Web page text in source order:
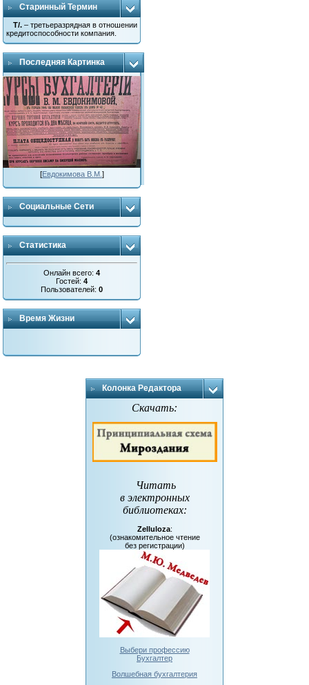
Старинный Термин
Т/. – третьеразрядная в отношении
кредитоспособности компания.
Последняя Картинка
[Евдокимова В.М. ]
Социальные Сети
Статистика
Онлайн всего:4
Гостей:4
Пользователей:0
Время Жизни
Колонка Редактора
Скачать:
Читать
в электронных
библиотеках:
Zelluloza:
(ознакомительное чтение
без регистрации)
Выбери профессию
Бухгалтер
Волшебная бухгалтерия